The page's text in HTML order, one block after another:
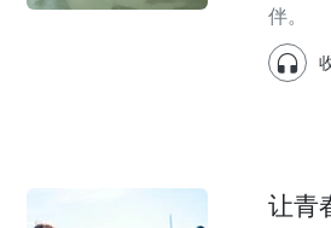
伴。
让青